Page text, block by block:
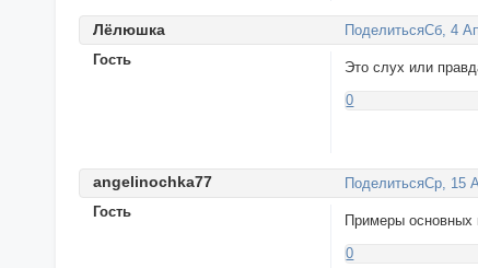
ПоделитьсяСб, 4
Лёлюшка
Гость
Это слух или
0
ПоделитьсяСр, 15
angеlinоchkа77
Гость
Примеры основных
0